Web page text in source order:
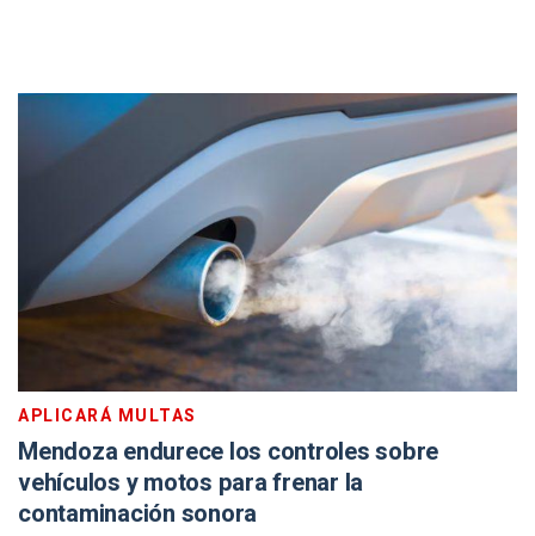
APLICARÁ MULTAS
Mendoza endurece los controles sobre
vehículos y motos para frenar la
contaminación sonora